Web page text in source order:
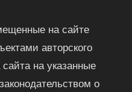
на сайте
авторского
на указанные
о